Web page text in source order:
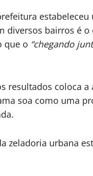
bairros é
que o “chegando
resultados coloca
soa como uma
zeladoria urbana